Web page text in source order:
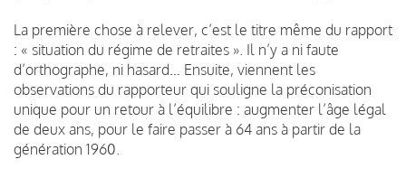
La première chose à relever, c’est le titre même du rapport
: « situation du régime de retraites ». Il n’y a ni faute
d’orthographe, ni hasard… Ensuite, viennent les
observations du rapporteur qui souligne la préconisation
unique pour un retour à l’équilibre : augmenter l’âge légal
de deux ans, pour le faire passer à 64 ans à partir de la
génération 1960.